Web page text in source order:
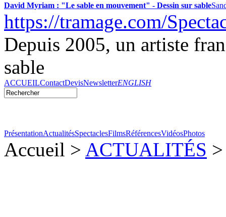
David Myriam : "Le sable en mouvement" - Dessin sur sable
https://tramage.com/
Depuis 2005, un artiste
sable
ACCUEILContactDevisNewsletterENGLISH
PrésentationActualitésSpectaclesFilmsRéférencesVidéosPhotos
Accueil > ACTUALITÉS